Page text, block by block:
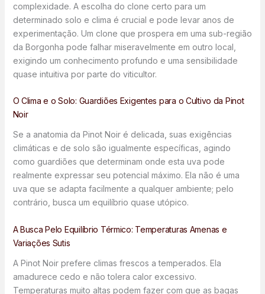
complexidade. A escolha do clone certo para um
determinado solo e clima é crucial e pode levar anos de
experimentação. Um clone que prospera em uma sub-região
da Borgonha pode falhar miseravelmente em outro local,
exigindo um conhecimento profundo e uma sensibilidade
quase intuitiva por parte do viticultor.
O Clima e o Solo: Guardiões Exigentes para o Cultivo da Pinot
Noir
Se a anatomia da Pinot Noir é delicada, suas exigências
climáticas e de solo são igualmente específicas, agindo
como guardiões que determinam onde esta uva pode
realmente expressar seu potencial máximo. Ela não é uma
uva que se adapta facilmente a qualquer ambiente; pelo
contrário, busca um equilíbrio quase utópico.
A Busca Pelo Equilíbrio Térmico: Temperaturas Amenas e
Variações Sutis
A Pinot Noir prefere climas frescos a temperados. Ela
amadurece cedo e não tolera calor excessivo.
Temperaturas muito altas podem fazer com que as bagas